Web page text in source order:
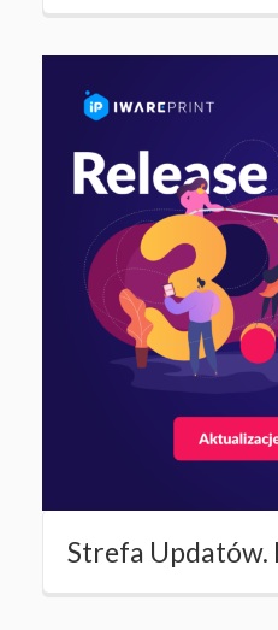
Strefa Updatów.